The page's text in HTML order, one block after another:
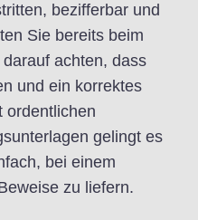
bezifferbar und
Sie bereits beim
achten, dass
und ein korrektes
ordentlichen
gelingt es
bei einem
zu liefern.